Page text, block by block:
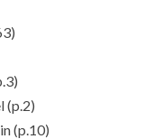
(p.2)
(p.10)